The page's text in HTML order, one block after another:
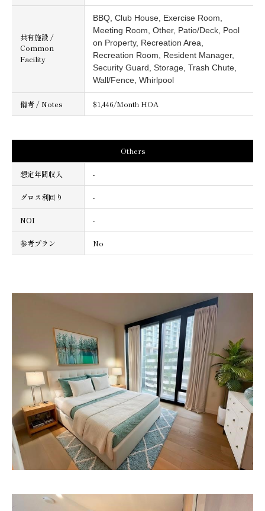
共有施設 /
Common
Facility
BBQ, Club House, Exercise Room,
Meeting Room, Other, Patio/Deck, Pool
on Property, Recreation Area,
Recreation Room, Resident Manager,
Security Guard, Storage, Trash Chute,
Wall/Fence, Whirlpool
備考 / Notes $1,446/Month HOA
Others
想定年間収入 -
グロス利回り -
NOI -
参考プラン No